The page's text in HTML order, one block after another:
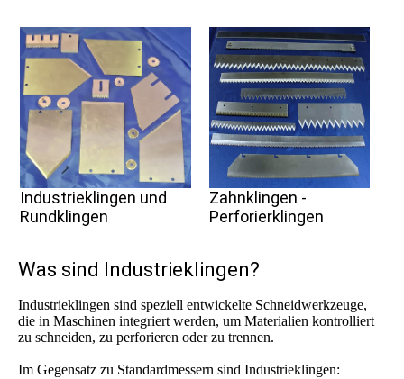
Industrieklingen und
Rundklingen
Zahnklingen -
Perforierklingen
Was sind Industrieklingen?
Industrieklingen sind speziell entwickelte Schneidwerkzeuge,
die in Maschinen integriert werden, um Materialien kontrolliert
zu schneiden, zu perforieren oder zu trennen.
Im Gegensatz zu Standardmessern sind Industrieklingen: